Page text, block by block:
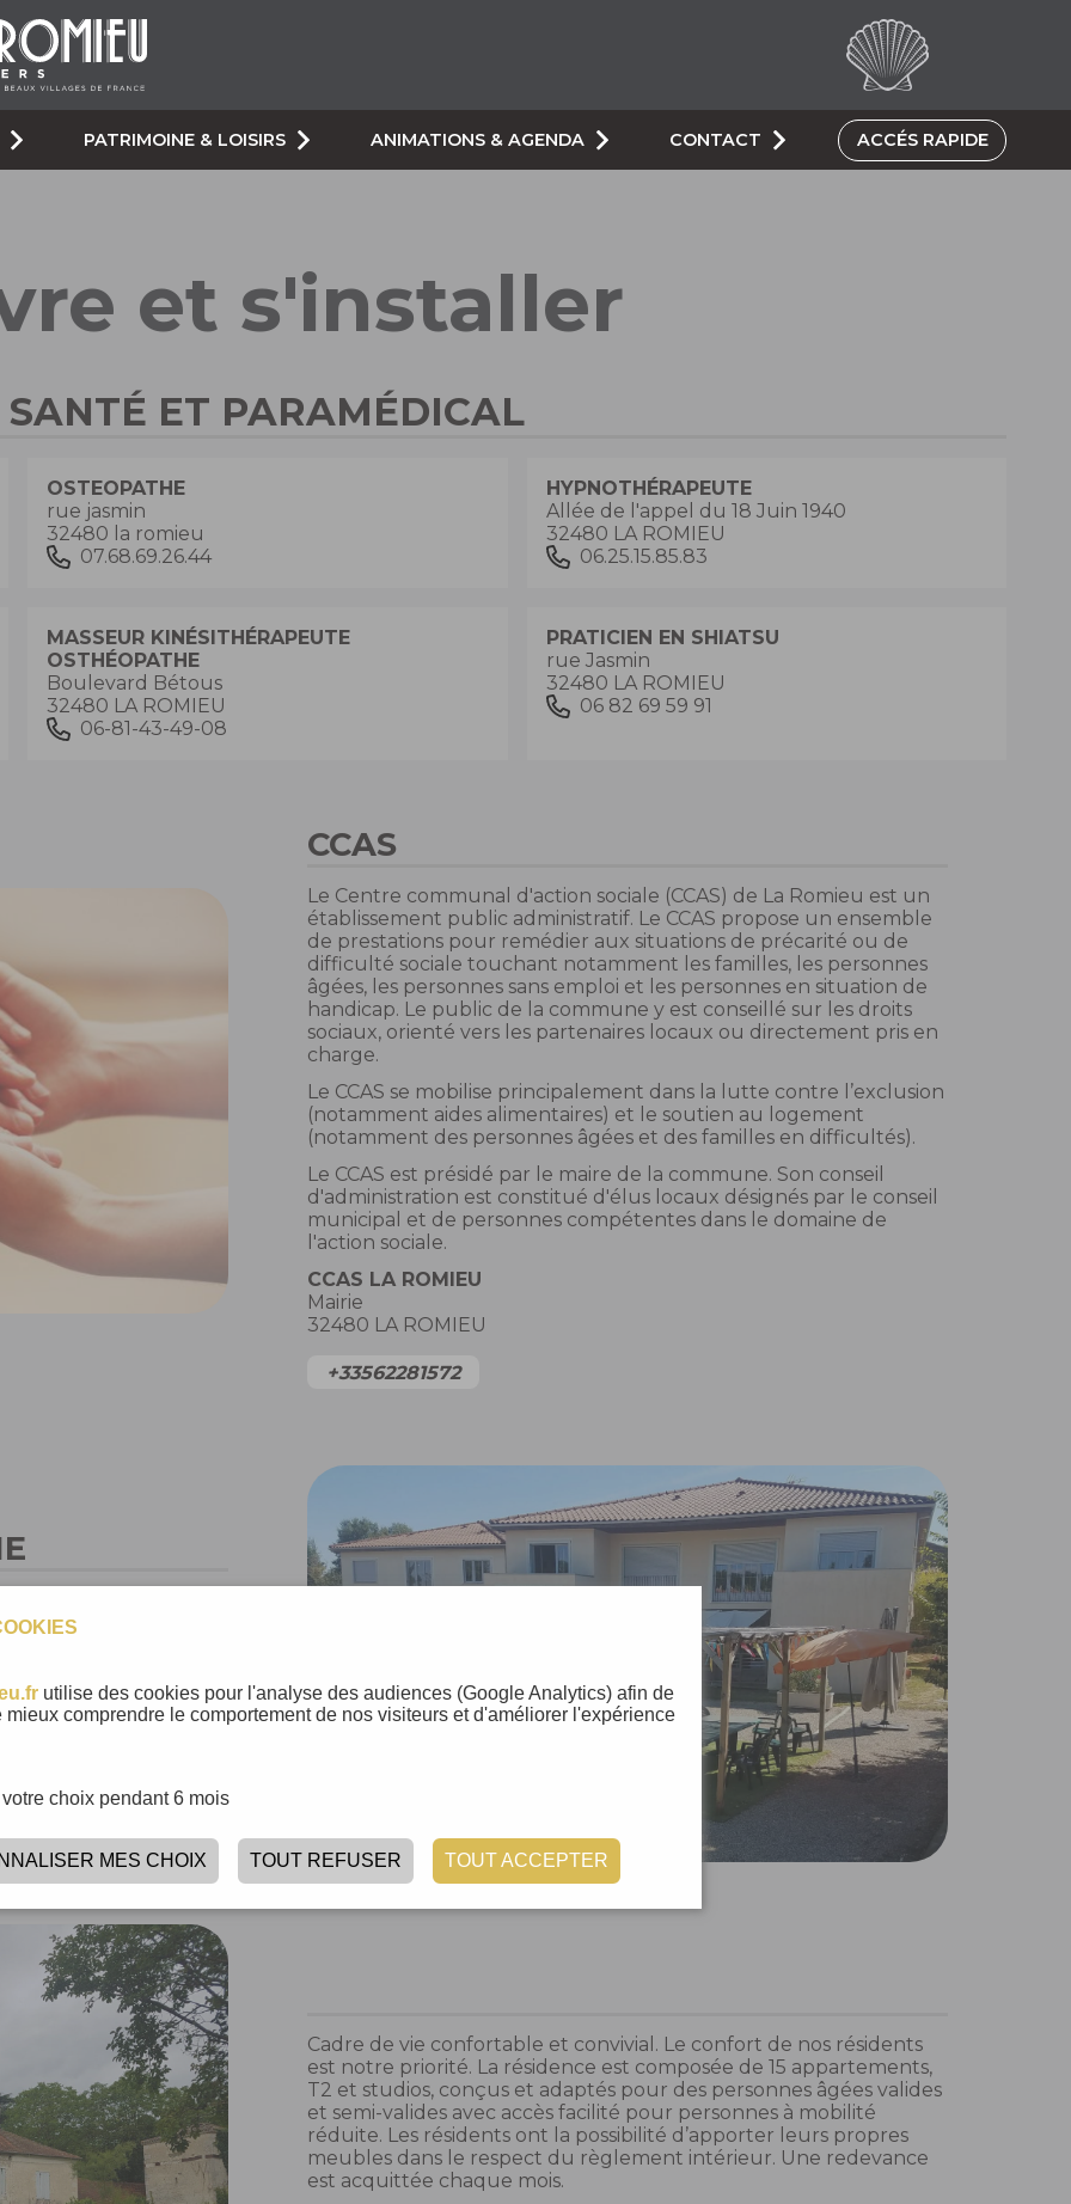
PATRIMOINE & LOISIRS ANIMATIONS & AGENDA CONTACT ACCÉS RAPIDE
et s'installer
SANTÉ ET PARAMÉDICAL
OSTEOPATHE
rue jasmin
32480 la romieu
07.68.69.26.44
HYPNOTHÉRAPEUTE
Allée de l'appel du 18 Juin 1940
32480 LA ROMIEU
06.25.15.85.83
MASSEUR KINÉSITHÉRAPEUTE
OSTHÉOPATHE
Boulevard Bétous
32480 LA ROMIEU
06-81-43-49-08
PRATICIEN EN SHIATSU
rue Jasmin
32480 LA ROMIEU
06 82 69 59 91
CCAS
Le Centre communal d'action sociale (CCAS) de La Romieu est un
établissement public administratif. Le CCAS propose un ensemble
de prestations pour remédier aux situations de précarité ou de
difficulté sociale touchant notamment les familles, les personnes
âgées, les personnes sans emploi et les personnes en situation de
handicap. Le public de la commune y est conseillé sur les droits
sociaux, orienté vers les partenaires locaux ou directement pris en
charge.
Le CCAS se mobilise principalement dans la lutte contre l’exclusion
(notamment aides alimentaires) et le soutien au logement
(notamment des personnes âgées et des familles en difficultés).
Le CCAS est présidé par le maire de la commune. Son conseil
d'administration est constitué d'élus locaux désignés par le conseil
municipal et de personnes compétentes dans le domaine de
l'action sociale.
CCAS LA ROMIEU
Mairie
32480 LA ROMIEU
+33562281572
résidence services
seules ou en
valides. Intermédiaire
(EPAHD), elle
vie en
de La Romieu.
la gestion locative
la résidence tant au
professionnels.
Cadre de vie confortable et convivial. Le confort de nos résidents
est notre priorité. La résidence est composée de 15 appartements,
T2 et studios, conçus et adaptés pour des personnes âgées valides
et semi-valides avec accès facilité pour personnes à mobilité
réduite. Les résidents ont la possibilité d’apporter leurs propres
meubles dans le respect du règlement intérieur. Une redevance
est acquittée chaque mois.
utilise des cookies pour l'analyse des audiences (Google Analytics) afin de
mieux comprendre le comportement de nos visiteurs et d'améliorer l'expérience
choix pendant 6 mois
MES CHOIX TOUT REFUSER TOUT ACCEPTER